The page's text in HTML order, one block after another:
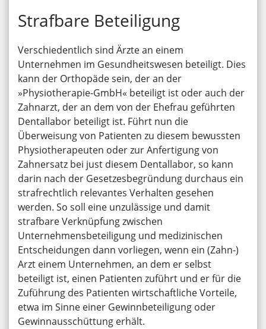
Strafbare Beteiligung
Verschiedentlich sind Ärzte an einem
Unternehmen im Gesundheitswesen beteiligt. Dies
kann der Orthopäde sein, der an der
»Physiotherapie-GmbH« beteiligt ist oder auch der
Zahnarzt, der an dem von der Ehefrau geführten
Dentallabor beteiligt ist. Führt nun die
Überweisung von Patienten zu diesem bewussten
Physiotherapeuten oder zur Anfertigung von
Zahnersatz bei just diesem Dentallabor, so kann
darin nach der Gesetzesbegründung durchaus ein
strafrechtlich relevantes Verhalten gesehen
werden. So soll eine unzulässige und damit
strafbare Verknüpfung zwischen
Unternehmensbeteiligung und medizinischen
Entscheidungen dann vorliegen, wenn ein (Zahn-)
Arzt einem Unternehmen, an dem er selbst
beteiligt ist, einen Patienten zuführt und er für die
Zuführung des Patienten wirtschaftliche Vorteile,
etwa im Sinne einer Gewinnbeteiligung oder
Gewinnausschüttung erhält.